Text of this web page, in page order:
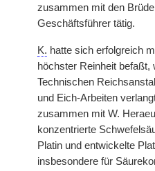
zusammen mit den
Geschäftsführer tätig.
K. hatte sich erfolgreich
höchster Reinheit
Technischen
und Eich-Arbeiten
zusammen mit W.
konzentrierte
Platin und entwickelte
insbesondere für